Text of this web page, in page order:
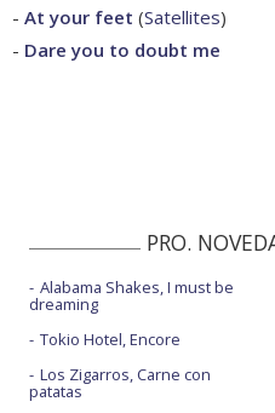
- At your feet (Satellites)
- Dare you to doubt me
PRO.
Alabama Shakes, I must be
dreaming
Tokio Hotel, Encore
Los Zigarros, Carne con
patatas